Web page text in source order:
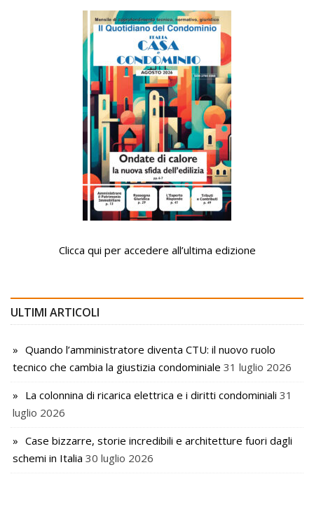
Clicca qui per accedere all’ultima edizione
ULTIMI ARTICOLI
Quando l’amministratore diventa CTU: il nuovo ruolo
tecnico che cambia la giustizia condominiale 31 luglio 2026
La colonnina di ricarica elettrica e i diritti condominiali 31
luglio 2026
Case bizzarre, storie incredibili e architetture fuori dagli
schemi in Italia 30 luglio 2026